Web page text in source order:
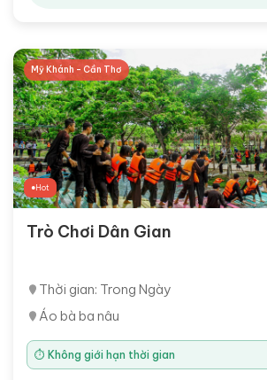
Mỹ Khánh - Cần Thơ
Hot
Trò Chơi Dân Gian
Thời gian: Trong Ngày
Áo bà ba nâu
⏱ Không giới hạn thời gian